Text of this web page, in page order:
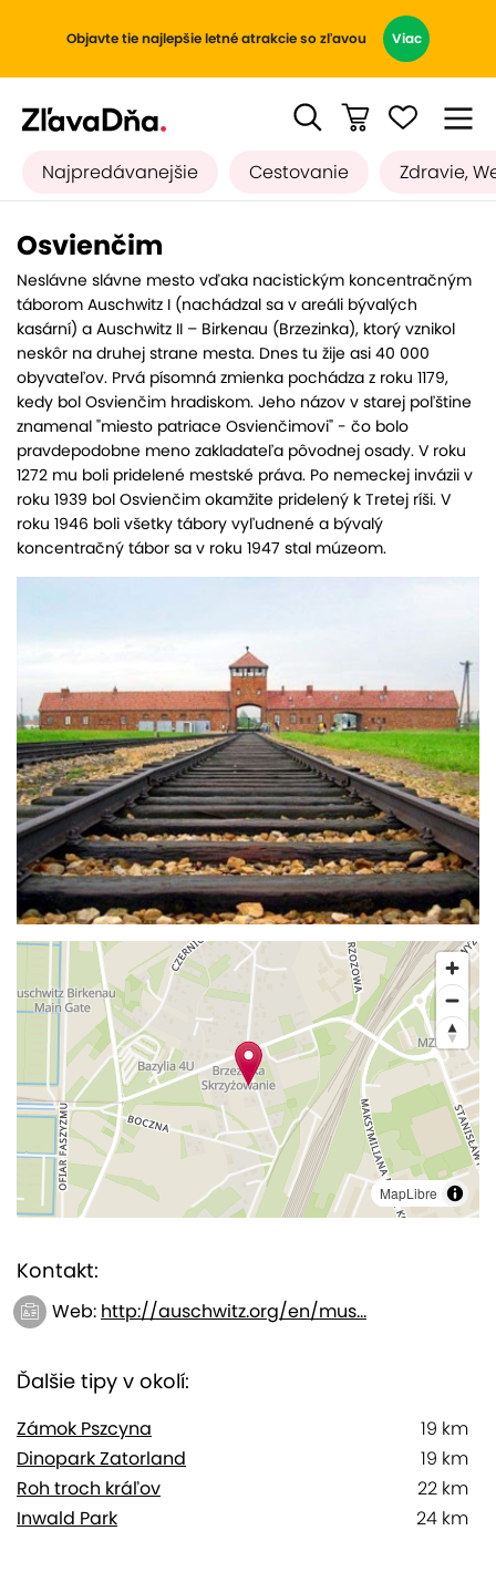
Objavte tie najlepšie letné atrakcie so zľavou Viac
Najpredávanejšie Cestovanie Zdravie,
Osvienčim
Neslávne slávne mesto vďaka nacistickým koncentračným
táborom Auschwitz I (nachádzal sa v areáli bývalých
kasární) a Auschwitz II – Birkenau (Brzezinka), ktorý vznikol
neskôr na druhej strane mesta. Dnes tu žije asi 40 000
obyvateľov. Prvá písomná zmienka pochádza z roku 1179,
kedy bol Osvienčim hradiskom. Jeho názov v starej poľštine
znamenal "miesto patriace Osvienčimovi" - čo bolo
pravdepodobne meno zakladateľa pôvodnej osady. V roku
1272 mu boli pridelené mestské práva. Po nemeckej invázii v
roku 1939 bol Osvienčim okamžite pridelený k Tretej ríši. V
roku 1946 boli všetky tábory vyľudnené a bývalý
koncentračný tábor sa v roku 1947 stal múzeom.
MapLibre
Kontakt:
Web: http://auschwitz.org/en/mus...
Ďalšie tipy v okolí:
19 km
Zámok Pszcyna
19 km
Dinopark Zatorland
22 km
Roh troch kráľov
24 km
Inwald Park